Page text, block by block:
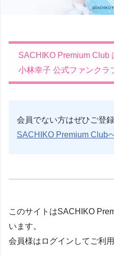
SACHIKO Premium Club
小林幸子 公式ファンクラ
会員でない方はぜひご登録
SACHIKO Premium Club
このサイトはSACHIKO
います。
会員様はログインしてご利用